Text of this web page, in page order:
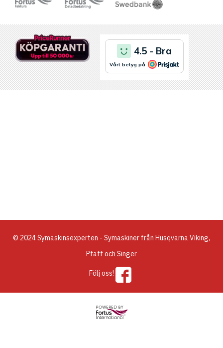
© 2024 Symaskinsexperten - Symaskiner från Husqvarna Viking,
Pfaff och Singer
Följ oss!